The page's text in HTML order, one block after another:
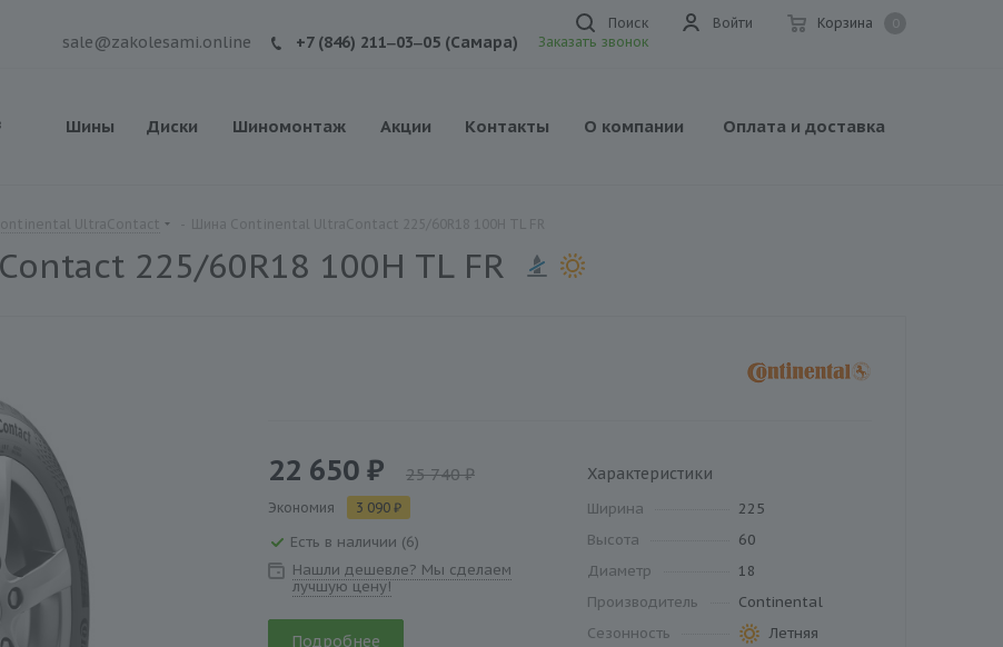
Корзина
Войти
Поиск
sale@zakolesami.online +7 (846) 211‒03‒05 (Самара) Заказать звонок
Шины Диски Шиномонтаж Акции Контакты О компании Оплата и доставка
225/60R18 100H TL FR
22 650 ₽ 25 740 ₽
Экономия 3 090 ₽
Есть в наличии (6)
Нашли дешевле? Мы сделаем
лучшую цену!
Подробнее
Характеристики
Ширина
225
Высота
60
Диаметр
18
Производитель
Continental
Сезонность
Летняя